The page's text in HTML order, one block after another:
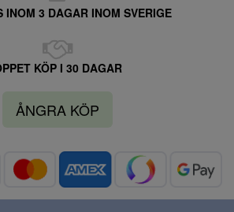
INOM 3 DAGAR INOM SVERIGE
KÖP I 30 DAGAR
ÅNGRA KÖP